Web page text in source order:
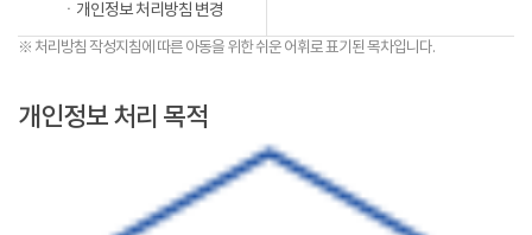
ㆍ개인정보 처리방침 변경
※ 처리방침 작성지침에 따른 아동을 위한 쉬운 어휘로 표기된 목차입니다.
개인정보 처리 목적